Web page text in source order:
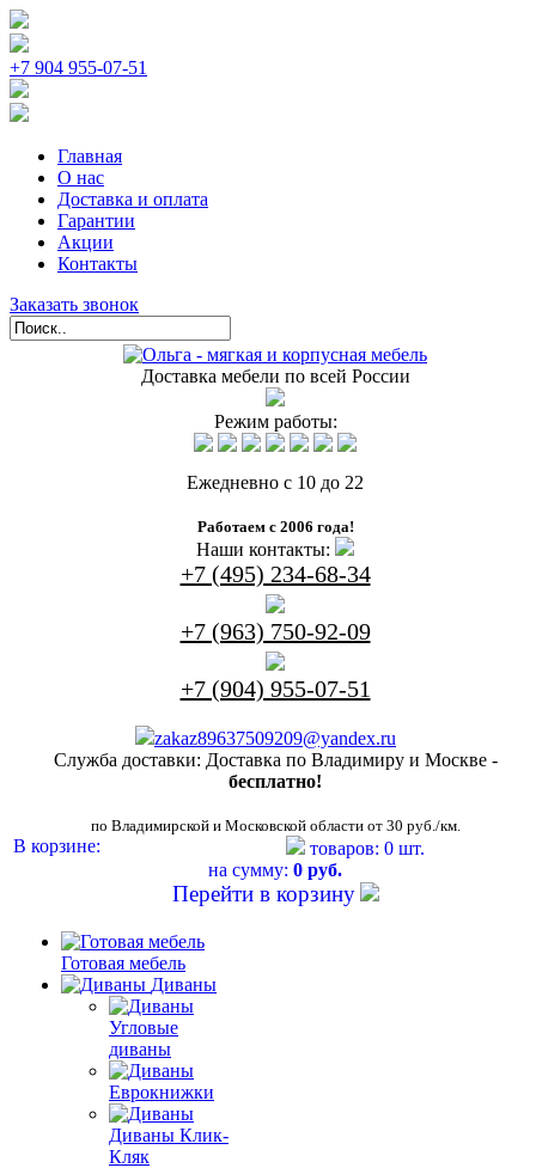
+7 904 955-07-51
Главная
О нас
Доставка и оплата
Гарантии
Акции
Контакты
Заказать звонок
Доставка мебели по всей России
Режим работы:
Ежедневно с 10 до 22
Работаем с 2006 года!
Наши контакты:
+7 (495) 234-68-34
+7 (963) 750-92-09
+7 (904) 955-07-51
zakaz89637509209@yandex.ru
Служба доставки: Доставка по Владимиру и Москве -
бесплатно!
по Владимирской и Московской области от 30 руб./км.
В корзине:
товаров: 0 шт.
на сумму: 0 руб.
Перейти в корзину
Готовая мебель
Диваны
Угловые
диваны
Еврокнижки
Диваны Клик-
Кляк